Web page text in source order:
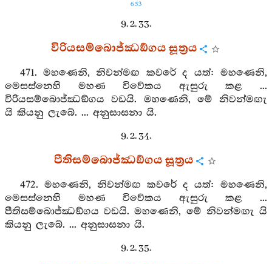
653
9. 2. 33.
විරියසම්බොජ්ඣඞ්ගය සූත්‍රය
471. මහණෙනි, නිවන්මඟ කවරේ ද යත්: මහණෙනි,
මෙසස්නෙහි මහණ විවේකය ඇසුරු කළ ...
විරියසම්බොජ්ඣඞ්ගය වඩයි. මහණෙනි, මේ නිවන්මඟැ
යි කියනු ලැබේ. ... අනුසාසනා යි.
9. 2. 34.
පීතිසම්බොජ්ඣඞ්ගය සූත්‍රය
472. මහණෙනි, නිවන්මඟ කවරේ ද යත්: මහණෙනි,
මෙසස්නෙහි මහණ විවේකය ඇසුරු කළ ...
පීතිසම්බොජ්ඣඞ්ගය වඩයි. මහණෙනි, මේ නිවන්මඟැ යි
කියනු ලැබේ. ... අනුසාසනා යි.
9. 2. 35.